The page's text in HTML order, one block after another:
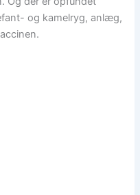
og kamelryg, anlæg,